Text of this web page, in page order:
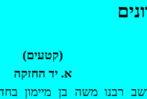
(קטעים)
א. יד החזקה
רבנו משה בן מיימון